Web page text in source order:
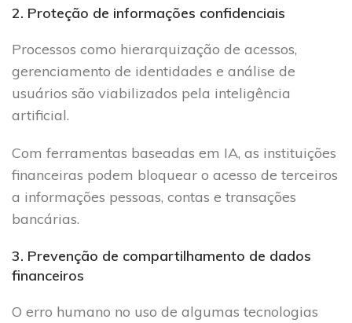
2. Proteção de informações confidenciais
Processos como hierarquização de acessos,
gerenciamento de identidades e análise de
usuários são viabilizados pela inteligência
artificial.
Com ferramentas baseadas em IA, as instituições
financeiras podem bloquear o acesso de terceiros
a informações pessoas, contas e transações
bancárias.
3. Prevenção de compartilhamento de dados
financeiros
O erro humano no uso de algumas tecnologias